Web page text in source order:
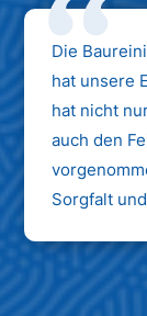
Die
hat unsere
hat nicht
auch den
Sorgfalt